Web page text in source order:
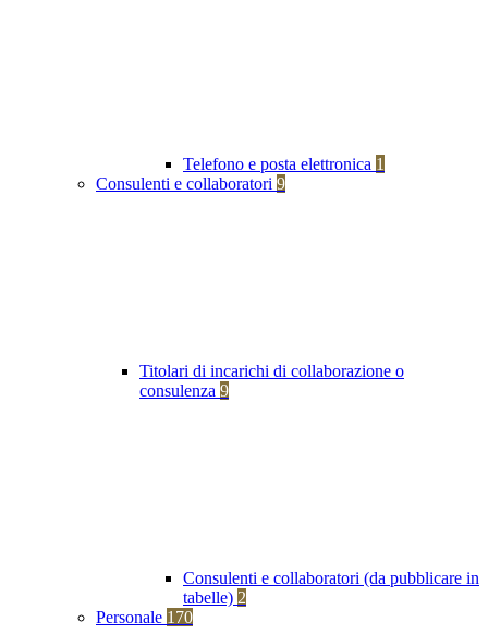
Telefono e posta elettronica 1
Consulenti e collaboratori 9
Titolari di incarichi di collaborazione o
consulenza 9
Consulenti e collaboratori (da pubblicare in
tabelle) 2
Personale 170